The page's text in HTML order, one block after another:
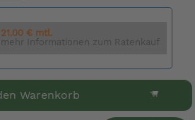
21.00 € mtl.
mehr Informationen zum Ratenkauf
Warenkorb